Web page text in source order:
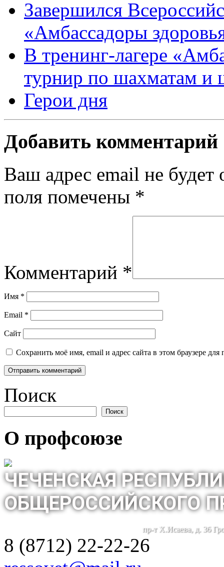
Завершился
«Амбассадоры
В тренинг-лагере
турнир по шахматам и
Герои дня
Добавить комментарий
Ваш адрес email не будет
поля помечены *
Комментарий *
Имя *
Email *
Сайт
Сохранить моё имя, email и адрес сайта в этом браузере
Поиск
Поиск
О профсоюзе
ЧЕЧЕНСКАЯ
ОБЩЕРОССИЙСКОГО
пр-т Х.Исаева, д. 36
8 (8712) 22-22-26